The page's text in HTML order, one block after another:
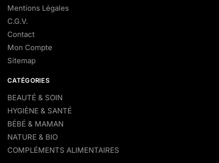
Mentions Légales
C.G.V.
Contact
Mon Compte
Sitemap
CATÉGORIES
BEAUTÉ & SOIN
HYGIÈNE & SANTÉ
BÉBÉ & MAMAN
NATURE & BIO
COMPLÉMENTS ALIMENTAIRES